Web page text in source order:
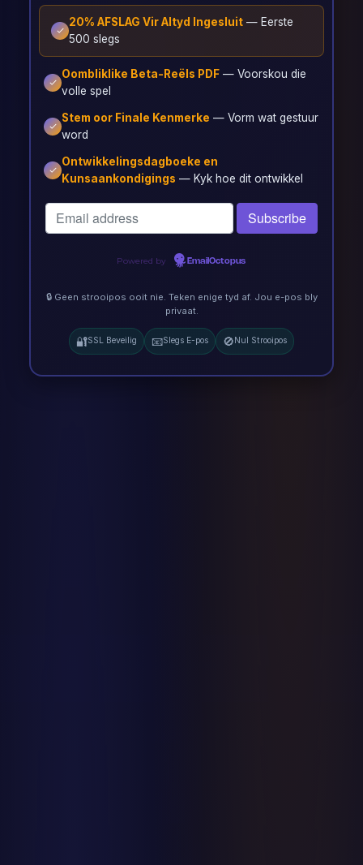
20% AFSLAG Vir Altyd Ingesluit — Eerste
500 slegs
Oombliklike Beta-Reëls PDF — Voorskou die
volle spel
Stem oor Finale Kenmerke — Vorm wat gestuur
word
Ontwikkelingsdagboeke en
Kunsaankondigings — Kyk hoe dit ontwikkel
Powered by EmailOctopus
🔒 Geen strooipos ooit nie. Teken enige tyd af. Jou e-pos bly
privaat.
🔐SSL Beveilig 📧Slegs E-pos 🚫 Nul Strooipos